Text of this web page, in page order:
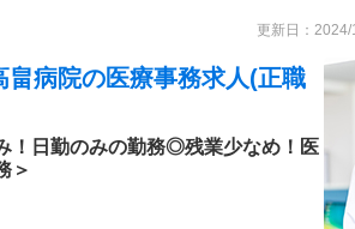
更新日：
畠病院の医療事務求人(正職
！日勤のみの勤務◎残業少なめ！医
＞